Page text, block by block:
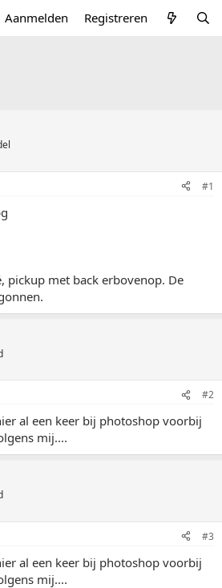
Aanmelden Registreren
#1
pickup met back erbovenop. De
#2
al een keer bij photoshop voorbij
mij....
#3
al een keer bij photoshop voorbij
mij....